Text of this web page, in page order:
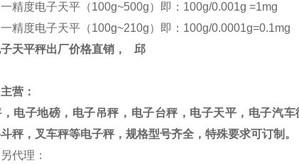
精度电子天平（100g~500g）即： 100g/0.001g =1mg
精度电子天平（100g~210g）即： 100g/0.0001g=0.1mg
天平秤出厂价格直销，
邱
营：
电子地磅，电子吊秤，电子台秤，电子天平，电子汽
秤，叉车秤等电子秤，规格型号齐全，特殊要求可订制。
代理：